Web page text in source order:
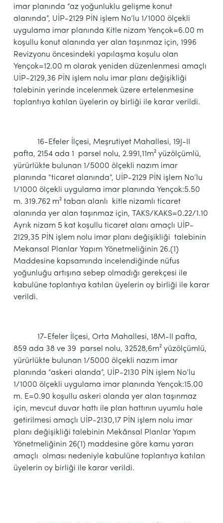
imar planında “az yoğunluklu gelişme konut
alanında”, UİP-2129 PİN işlem No’lu 1/1000 ölçekli
uygulama imar planında Kitle nizam Yençok=6.00 m
koşullu konut alanında yer alan taşınmaz için, 1996
Revizyonu öncesindeki yapılaşma koşulu olan
Yençok=12.00 m olarak yeniden düzenlenmesi amaçlı
UİP-2129,36 PİN işlem nolu imar planı değişikliği
talebinin yerinde incelenmek üzere ertelenmesine
toplantıya katılan üyelerin oy birliği ile karar verildi.
16-Efeler İlçesi, Meşrutiyet Mahallesi, 19J-II
pafta, 2154 ada 1 parsel nolu, 2.991,11m² yüzölçümlü,
yürürlükte bulunan 1/5000 ölçekli nazım imar
planında “ticaret alanında”, UİP-2129 PİN işlem No’lu
1/1000 ölçekli uygulama imar planında Yençok:5.50
m. 319.762 m² taban alanlı kitle nizamlı ticaret
alanında yer alan taşınmaz için, TAKS/KAKS=0.22/1.10
Ayrık nizam 5 kat koşullu ticaret alanı amaçlı UİP-
2129,35 PİN işlem nolu imar planı değişikliği talebinin
Mekansal Planlar Yapım Yönetmeliğinin 26.(1)
Maddesine kapsamında incelendiğinde nüfus
yoğunluğu artışına sebep olmadığı gerekçesi ile
kabulüne toplantıya katılan üyelerin oy birliği ile karar
verildi.
17-Efeler İlçesi, Orta Mahallesi, 18M-II pafta,
859 ada 38 ve 39 parsel nolu, 32528,6m² yüzölçümlü,
yürürlükte bulunan 1/5000 ölçekli nazım imar
planında “askeri alanda”, UİP-2130 PİN işlem No’lu
1/1000 ölçekli uygulama imar planında Yençok:15.00
m. E=0.90 koşullu askeri alanda yer alan taşınmaz
için, mevcut duvar hattı ile plan hattının uyumlu hale
getirilmesi amaçlı UİP-2130,17 PİN işlem nolu imar
planı değişikliği talebinin Mekânsal Planlar Yapım
Yönetmeliğinin 26(1) maddesine göre kamu yararı
amaçlı olması nedeniyle kabulüne toplantıya katılan
üyelerin oy birliği ile karar verildi.